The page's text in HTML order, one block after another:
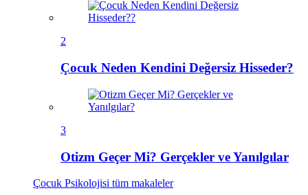
2
Çocuk Neden Kendini Değersiz Hisseder?
3
Otizm Geçer Mi? Gerçekler ve Yanılgılar
Çocuk Psikolojisi tüm makaleler